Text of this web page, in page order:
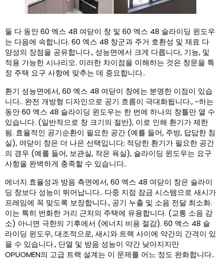
둘 다 동안 60 엑스 48 여닫이 창 및 60 엑스 48 슬라이딩 윈도우
는 다음에 속합니다. 60 엑스 48 창군과 주거 호환성 및 재료 다
양성의 장점을 공유합니다., 성능면에서 크게 다릅니다, 기능, 및
적용 가능한 시나리오. 이러한 차이점을 이해하는 것은 창문을 특
정 주택 요구 사항에 맞추는 데 중요합니다..
환기 성능면에서, 60 엑스 48 여닫이 창에는 분명한 이점이 있습
니다.. 완전 개방형 디자인으로 공기 흐름이 극대화됩니다., ~하는
동안 60 엑스 48 슬라이딩 윈도우는 한 번에 하나의 창틀만 열 수
있습니다. (일반적으로 창 크기의 절반), 이로 인해 환기가 제한
됨. 효율적인 공기순환이 필요한 공간 (예를 들어, 주방, 답답한 침
실), 여닫이 창은 더 나은 선택입니다; 적당한 환기가 필요한 공간
의 경우 (예를 들어, 보관실, 작은 욕실), 슬라이딩 윈도우는 요구
사항을 완벽하게 충족할 수 있습니다..
에너지 효율성과 방음 측면에서, 60 엑스 48 여닫이 창은 슬라이
딩 창보다 성능이 뛰어납니다.. 다중 지점 잠금 시스템으로 새시가
프레임에 꼭 맞도록 보장합니다., 공기 누출 및 소음 전달 최소화.
이는 특히 번화한 거리 근처의 주택에 유용합니다. (교통 소음 감
소) 아니면 극한의 기후에서 (에너지 비용 절감). 60 엑스 48 슬
라이딩 윈도우, 대조적으로, 새시와 트랙 사이에 약간의 간격이 있
을 수 있습니다., 단열 및 방음 성능이 약간 낮아지지만
OPUOMEN의 고급 트랙 설계는 이 문제를 어느 정도 완화합니다..